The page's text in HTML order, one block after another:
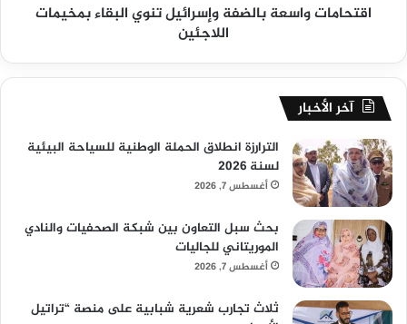
اقتحامات واسعة بالضفة وإسرائيل تنوي البقاء بمخيمات
اللاجئين
آخر الأخبار
الترارزة انطلاق الحملة الوطنية للسياحة البيئية
لسنة 2026
أغسطس 7, 2026
بحث سبل التعاون بين شبكة الصحفيات والنادي
الموريتاني للجاليات
أغسطس 7, 2026
ثلاث تجارب شعرية شبابية على منصة “تراتيل